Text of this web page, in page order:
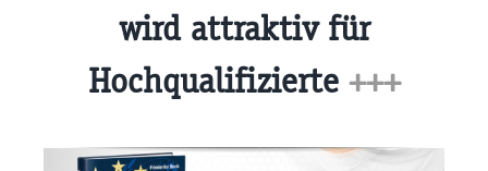
wird attraktiv für
Hochqualifizierte +++